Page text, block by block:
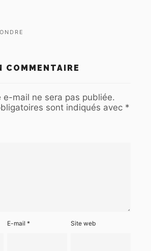
COMMENTAIRE
e-mail ne sera pas publiée.
sont indiqués avec *
E-mail* Site web